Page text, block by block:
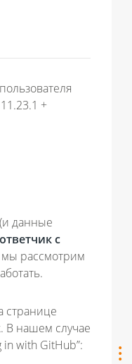
+
данные
с
мы рассмотрим
В нашем случае
with GitHub”: